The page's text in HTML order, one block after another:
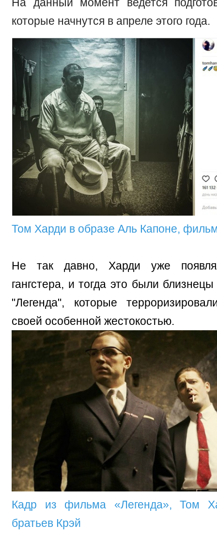
которые начнутся в апреле этого года.
Том Харди в образе Аль Капоне,
Не так давно, Харди уже
гангстера, и тогда это были
"Легенда", которые
своей особенной жестокостью.
Кадр из фильма «Легенда», Том
братьев Крэй